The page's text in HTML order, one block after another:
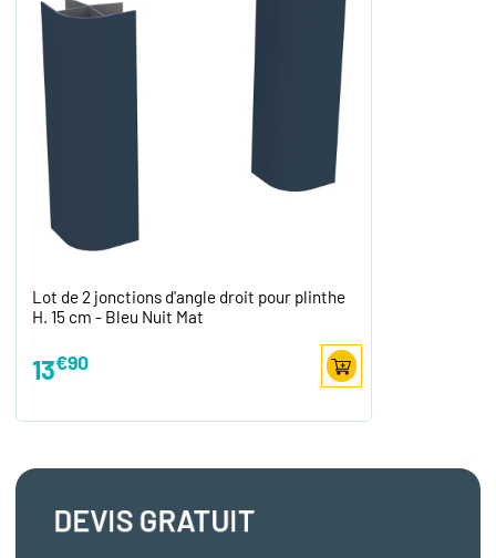
Lot de 2 jonctions d'angle droit pour plinthe
H. 15 cm - Bleu Nuit Mat
13€90